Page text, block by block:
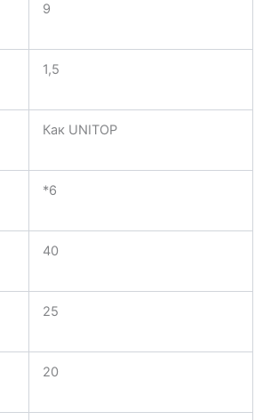
9
1,5
Как UNITOP
*6
40
25
20